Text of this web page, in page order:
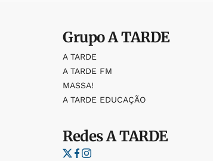
GrupoA TARDE
A TARDE
A TARDE FM
MASSA!
A TARDE EDUCAÇÃO
RedesA TARDE